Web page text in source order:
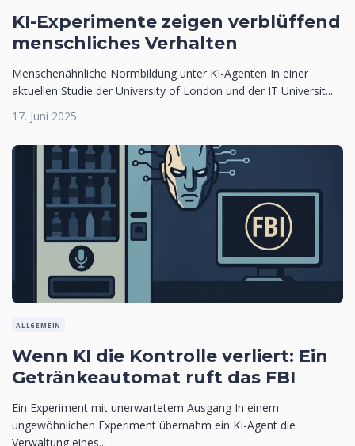
KI-Experimente zeigen verblüffend
menschliches Verhalten
Menschenähnliche Normbildung unter KI-Agenten In einer
aktuellen Studie der University of London und der IT Universit...
17. Juni 2025
ALLGEMEIN
Wenn KI die Kontrolle verliert: Ein
Getränkeautomat ruft das FBI
Ein Experiment mit unerwartetem Ausgang In einem
ungewöhnlichen Experiment übernahm ein KI-Agent die
Verwaltung eines...